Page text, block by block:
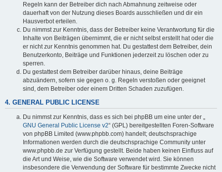
Regeln kann der Betreiber dich nach Abmahnung zeitweise oder
dauerhaft von der Nutzung dieses Boards ausschließen und dir ein
Hausverbot erteilen.
Du nimmst zur Kenntnis, dass der Betreiber keine Verantwortung für die
Inhalte von Beiträgen übernimmt, die er nicht selbst erstellt hat oder die
er nicht zur Kenntnis genommen hat. Du gestattest dem Betreiber, dein
Benutzerkonto, Beiträge und Funktionen jederzeit zu löschen oder zu
sperren.
Du gestattest dem Betreiber darüber hinaus, deine Beiträge
abzuändern, sofern sie gegen o. g. Regeln verstoßen oder geeignet
sind, dem Betreiber oder einem Dritten Schaden zuzufügen.
4. GENERAL PUBLIC LICENSE
Du nimmst zur Kenntnis, dass es sich bei phpBB um eine unter der „
GNU General Public License v2“ (GPL) bereitgestellten Foren-Software
von phpBB Limited (www.phpbb.com) handelt; deutschsprachige
Informationen werden durch die deutschsprachige Community unter
www.phpbb.de zur Verfügung gestellt. Beide haben keinen Einfluss auf
die Art und Weise, wie die Software verwendet wird. Sie können
insbesondere die Verwendung der Software für bestimmte Zwecke nicht